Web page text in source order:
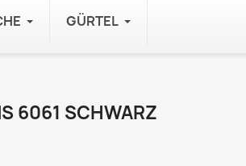
GÜRTEL
6061 SCHWARZ